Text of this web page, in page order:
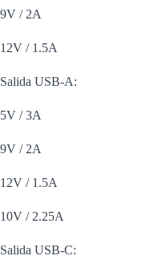
9V / 2A
12V / 1.5A
Salida USB-A:
5V / 3A
9V / 2A
12V / 1.5A
10V / 2.25A
Salida USB-C: